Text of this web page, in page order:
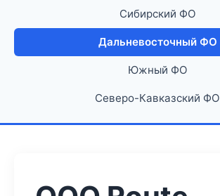
Сибирский ФО
Дальневосточный ФО
Южный ФО
Северо-Кавказский ФО